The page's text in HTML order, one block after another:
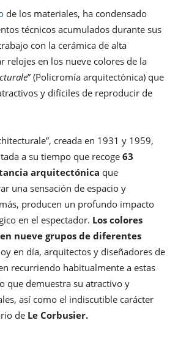
de los materiales, ha condensado
técnicos acumulados durante sus
con la cerámica de alta
relojes en los nueve colores de la
” (Policromía arquitectónica) que
y difíciles de reproducir de
creada en 1931 y 1959,
a su tiempo que recoge 63
arquitectónica que
una sensación de espacio y
producen un profundo impacto
en el espectador. Los colores
nueve grupos de diferentes
en día, arquitectos y diseñadores de
recurriendo habitualmente a estas
que demuestra su atractivo y
así como el indiscutible carácter
de Le Corbusier.